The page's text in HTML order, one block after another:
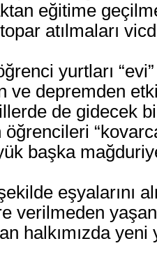
eğitime
atılmaları
yurtları
ve depremden
de gidecek
başka
eşyalarını
verilmeden
halkımızda yeni